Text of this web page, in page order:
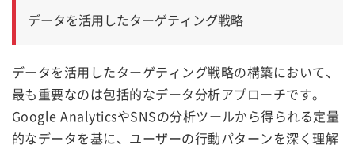
データを活用したターゲティング戦略
データを活用したターゲティング戦略の構築において、
最も重要なのは包括的なデータ分析アプローチです。
Google AnalyticsやSNSの分析ツールから得られる定量
的なデータを基に、ユーザーの行動パターンを深く理解